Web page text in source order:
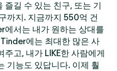
즐길 수 있는 친구, 또는 기
까지. 지금까지 550억 건
에서는 내가 원하는 상대를
에는 최대한 많은 사
고, 내가 LIKE한 사람에게
기능도 있답니다. 이제 훨